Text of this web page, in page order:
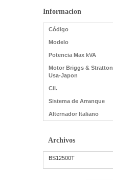
Informacion
Código
Modelo
Potencia Max kVA
Motor Briggs & Stratton
Usa-Japon
Cil.
Sistema de Arranque
Alternador Italiano
Archivos
BS12500T